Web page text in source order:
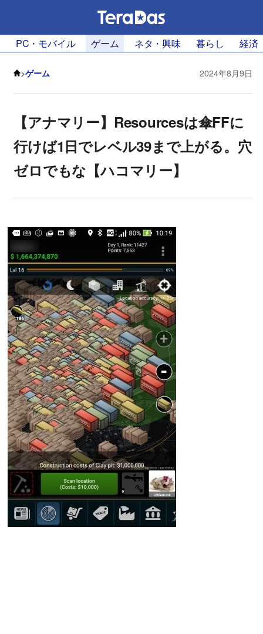
PC・モバイル ゲーム ネタ・興味 暮らし 経済
>ゲーム 2024年8月9日
【アナマリー】Resourcesは傘FFに
行けば1日でレベル39まで上がる。穴
ゼロでもな【ハコマリー】